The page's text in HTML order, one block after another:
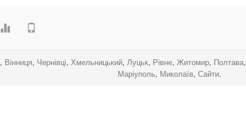
, Вінниця, Чернівці, Хмельницький, Луцьк, Рівне, Житомир, Полтава,
Маріуполь, Миколаїв, Сайти.